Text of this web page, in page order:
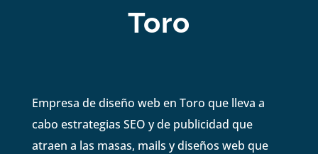
Toro
Empresa de diseño web en Toro que lleva a
cabo estrategias SEO y de publicidad que
atraen a las masas, mails y diseños web que